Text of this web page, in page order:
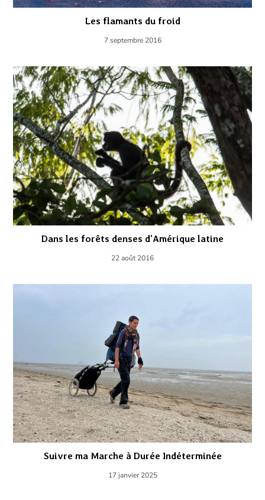
Les flamants du froid
7 septembre 2016
Dans les forêts denses d’Amérique latine
22 août 2016
Suivre ma Marche à Durée Indéterminée
17 janvier 2025